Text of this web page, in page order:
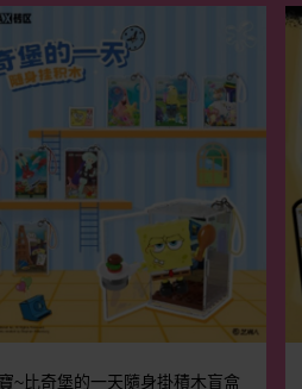
~比奇堡的一天隨身掛積木盲盒